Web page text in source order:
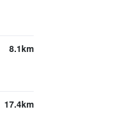
8.1km
17.4km